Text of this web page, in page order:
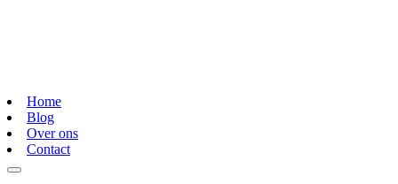
Home
Blog
Over ons
Contact